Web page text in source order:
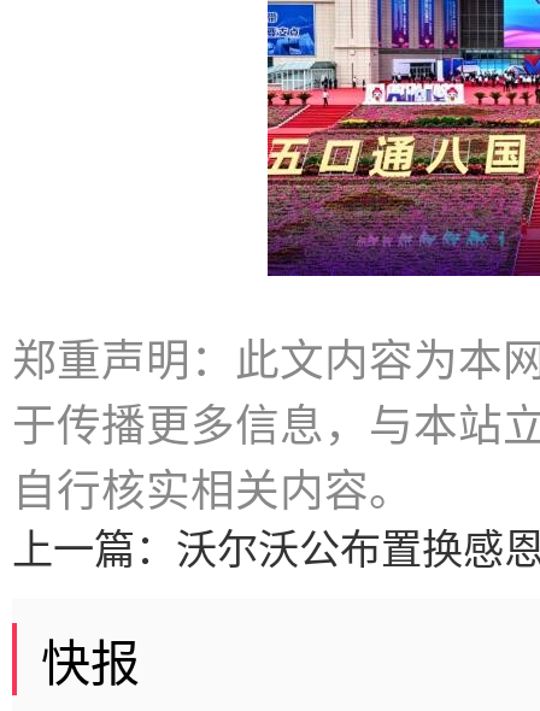
郑重声明：此文内容为本
于传播更多信息，与本站
自行核实相关内容。
上一篇： 沃尔沃公布置换感
快报